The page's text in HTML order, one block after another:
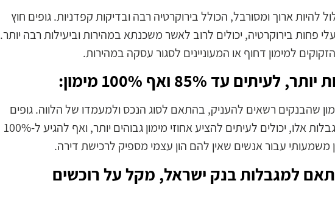
ארוך ומסורבל, הכולל בירוקרטיה רבה ובדיקות קפדניות. גופים חוץ
פחות בירוקרטיה, יכולים לרוב לאשר משכנתא במהירות וביעילות רבה יותר.
למימון דחוף או המעוניינים לסגור עסקה במהירות.
עד 85% ואף 100% מימון:
שהבנקים רשאים להעניק, בהתאם לסוג הנכס ולמעמדו של הלווה. גופים
חוץ בנקאיים, שאינם כפופים למגבלות אלו, יכולים לעיתים להציע אחוזי מימון גבוהים יותר, ואף להגיע ל-100%
משמעותי עבור אנשים שאין להם הון עצמי מספיק לרכישת דירה.
למגבלות בנק ישראל, מקל על רוכשים